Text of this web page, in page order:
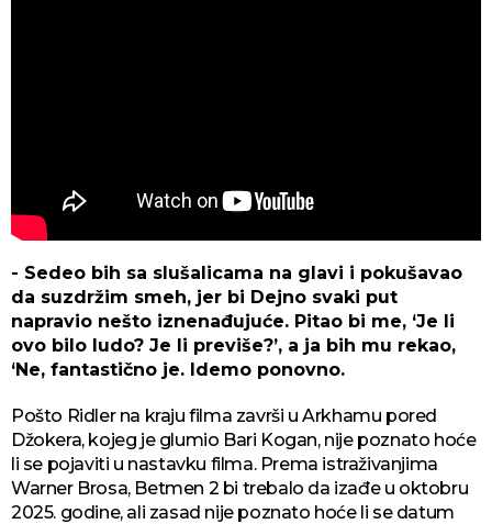
- Sedeo bih sa slušalicama na glavi i pokušavao
da suzdržim smeh, jer bi Dejno svaki put
napravio nešto iznenađujuće. Pitao bi me, ‘Je li
ovo bilo ludo? Je li previše?’, a ja bih mu rekao,
‘Ne, fantastično je. Idemo ponovno.
Pošto Ridler na kraju filma završi u Arkhamu pored
Džokera, kojeg je glumio Bari Kogan, nije poznato hoće
li se pojaviti u nastavku filma. Prema istraživanjima
Warner Brosa, Betmen 2 bi trebalo da izađe u oktobru
2025. godine, ali zasad nije poznato hoće li se datum